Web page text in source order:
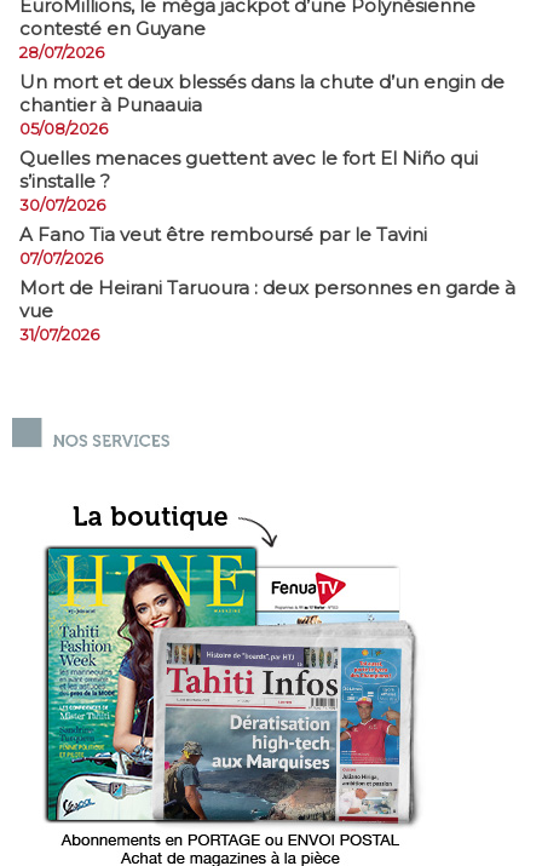
EuroMillions, ​le méga jackpot d’une Polynésienne
contesté en Guyane
28/07/2026
​Un mort et deux blessés dans la chute d’un engin de
chantier à Punaauia
05/08/2026
Quelles menaces guettent avec le fort El Niño qui
s’installe ?
30/07/2026
A Fano Tia veut être remboursé par le Tavini
07/07/2026
Mort de Heirani Taruoura : deux personnes en garde à
vue
31/07/2026